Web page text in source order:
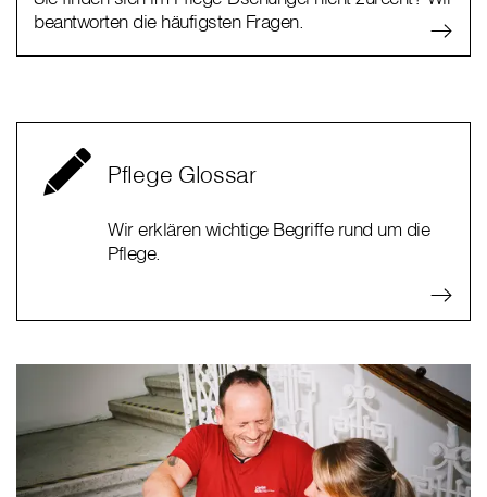
beantworten die häufigsten Fragen.
Pflege Glossar
Wir erklären wichtige Begriffe rund um die
Pflege.